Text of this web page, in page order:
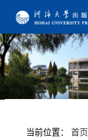
当前位置： 首页